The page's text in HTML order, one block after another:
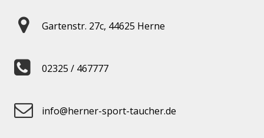
Gartenstr. 27c, 44625 Herne
02325 / 467777
info@herner-sport-taucher.de